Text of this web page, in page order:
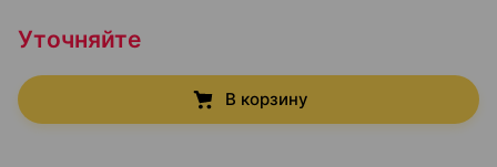
Уточняйте
В корзину